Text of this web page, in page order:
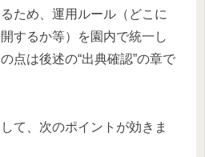
ため、運用ルール（どこに
するか等）を園内で統一し
点は後述の“出典確認”の章で
て、次のポイントが効きま